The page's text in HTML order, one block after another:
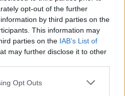
opt-out of the further
by third parties on the
This information may
parties on the IAB’s List of
may further disclose it to other
Opt Outs
«Δεν ήταν οικονομικό
υποστηρίζει ο
του 55χρονου που
τη σορό του πατέρα του σε
έντονη συναισθηματική